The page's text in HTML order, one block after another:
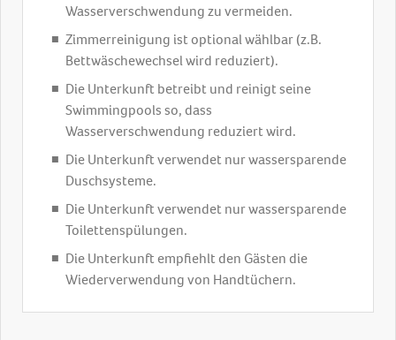
Wasserverschwendung zu vermeiden.
Zimmerreinigung ist optional wählbar (z.B.
Bettwäschewechsel wird reduziert).
Die Unterkunft betreibt und reinigt seine
Swimmingpools so, dass
Wasserverschwendung reduziert wird.
Die Unterkunft verwendet nur wassersparende
Duschsysteme.
Die Unterkunft verwendet nur wassersparende
Toilettenspülungen.
Die Unterkunft empfiehlt den Gästen die
Wiederverwendung von Handtüchern.